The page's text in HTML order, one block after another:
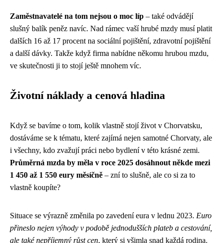
Zaměstnavatelé na tom nejsou o moc líp – také odvádějí
slušný balík peněz navíc. Nad rámec vaší hrubé mzdy musí platit
dalších 16 až 17 procent na sociální pojištění, zdravotní pojištění
a další dávky. Takže když firma nabídne někomu hrubou mzdu,
ve skutečnosti ji to stojí ještě mnohem víc.
Životní náklady a cenová hladina
Když se bavíme o tom, kolik vlastně stojí život v Chorvatsku,
dostáváme se k tématu, které zajímá nejen samotné Chorvaty, ale
i všechny, kdo zvažují práci nebo bydlení v této krásné zemi.
Průměrná mzda by měla v roce 2025 dosáhnout někde mezi
1 450 až 1 550 eury měsíčně – zní to slušně, ale co si za to
vlastně koupíte?
Situace se výrazně změnila po zavedení eura v lednu 2023. Euro
přineslo nejen výhody v podobě jednodušších plateb a cestování,
ale také nepříjemný růst cen, který si všimla snad každá rodina.